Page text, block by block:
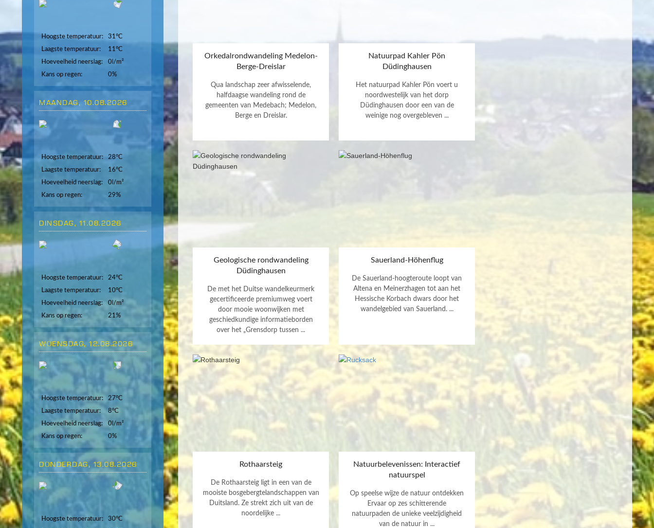
Hoogste temperatuur:
31°C
Laagste temperatuur:
11°C
Hoeveelheid neerslag:
0l/m²
Kans op regen:
0%
MAANDAG, 10.08.2026
Hoogste temperatuur:
28°C
Laagste temperatuur:
16°C
Hoeveelheid neerslag:
0l/m²
Kans op regen:
29%
DINSDAG, 11.08.2026
Hoogste temperatuur:
24°C
Laagste temperatuur:
10°C
Hoeveelheid neerslag:
0l/m²
Kans op regen:
21%
WOENSDAG, 12.08.2026
Hoogste temperatuur:
27°C
Laagste temperatuur:
8°C
Hoeveelheid neerslag:
0l/m²
Kans op regen:
0%
DONDERDAG, 13.08.2026
Hoogste temperatuur:
30°C
Orkedalrondwandeling Medelon-
Berge-Dreislar
Qua landschap zeer afwisselende,
halfdaagse wandeling rond de
gemeenten van Medebach; Medelon,
Berge en Dreislar.
Natuurpad Kahler Pön
Düdinghausen
Het natuurpad Kahler Pön voert u
noordwestelijk van het dorp
Düdinghausen door een van de
weinige nog overgebleven ...
Geologische rondwandeling
Düdinghausen
De met het Duitse wandelkeurmerk
gecertificeerde premiumweg voert
door mooie woonwijken met
geschiedkundige informatieborden
over het „Grensdorp tussen ...
Sauerland-Höhenflug
De Sauerland-hoogteroute loopt van
Altena en Meinerzhagen tot aan het
Hessische Korbach dwars door het
wandelgebied van Sauerland. ...
Rothaarsteig
De Rothaarsteig ligt in een van de
mooiste bosgebergtelandschappen van
Duitsland. Ze strekt zich uit van de
noordelijke ...
Natuurbelevenissen: Interactief
natuurspel
Op speelse wijze de natuur ontdekken
Ervaar op zes schitterende
natuurpaden de unieke veelzijdigheid
van de natuur in ...